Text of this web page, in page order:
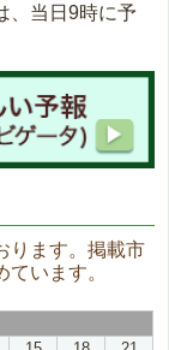
、当日9時に予
ります。掲載市
います。